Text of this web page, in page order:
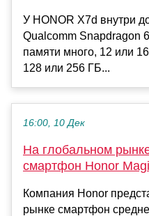
У HONOR X7d внутри
Qualcomm Snapdragon
памяти много, 12 или
128 или 256 ГБ...
16:00, 10 Дек
На глобальном
смартфон Honor
Компания Honor
рынке смартфон